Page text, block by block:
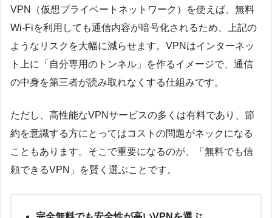
VPN（仮想プライベートネットワーク）を使えば、無料
Wi-Fiを利用しても通信内容が暗号化されるため、上記の
ようなリスクを大幅に減らせます。VPNはインターネッ
ト上に「自分専用のトンネル」を作るイメージで、通信
の中身を第三者が読み取れなくする仕組みです。
ただし、高性能なVPNサービスの多くは有料であり、節
約を意識する方にとってはコストの問題がネックになる
こともあります。そこで重要になるのが、「無料でも信
頼できるVPN」を賢く選ぶことです。